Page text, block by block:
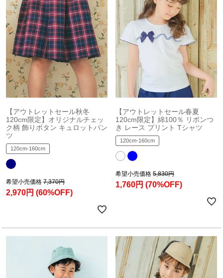
【アウトレットセール秋冬
120cm限定】オリジナルチェッ
ク柄 飾りボタン キュロットパン
ツ
120cm-160cm
希望小売価格 7,370円
2,970円 (60%OFF)
【アウトレットセール春夏
120cm限定】綿100％ リボンつ
き レース プリント Tシャツ
120cm-160cm
希望小売価格 5,830円
1,760円 (70%OFF)